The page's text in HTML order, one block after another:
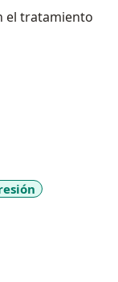
el tratamiento